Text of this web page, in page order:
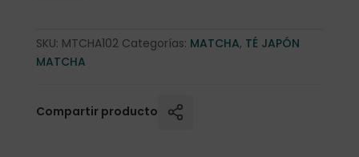
SKU: MTCHA102 Categorías: MATCHA, TÉ JAPÓN
MATCHA
Compartir producto